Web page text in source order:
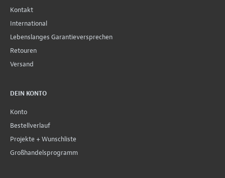
Kontakt
International
Lebenslanges Garantieversprechen
Retouren
Versand
DEIN KONTO
Konto
Bestellverlauf
Projekte + Wunschliste
Großhandelsprogramm